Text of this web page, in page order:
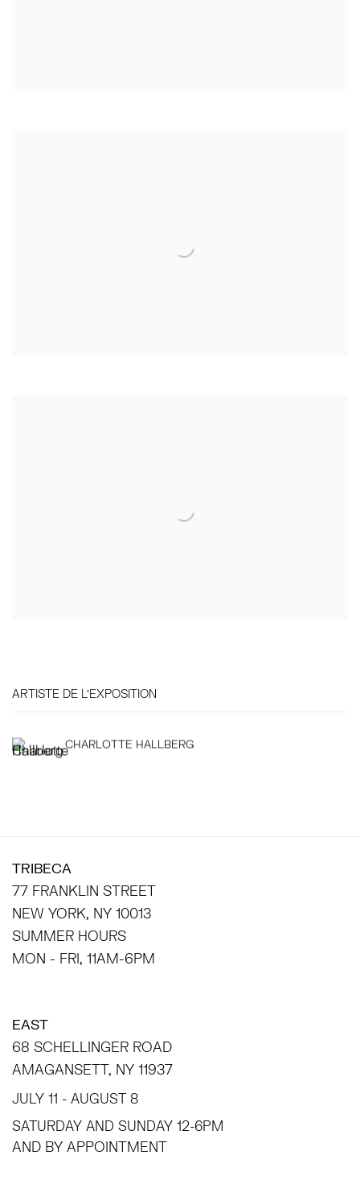
ARTISTE DE L'EXPOSITION
CHARLOTTE HALLBERG
TRIBECA
77 FRANKLIN STREET
NEW YORK, NY 10013
SUMMER HOURS
MON - FRI, 11AM-6PM
EAST
68 SCHELLINGER ROAD
AMAGANSETT, NY 11937
JULY 11 - AUGUST 8
SATURDAY AND SUNDAY 12-6PM
AND BY APPOINTMENT